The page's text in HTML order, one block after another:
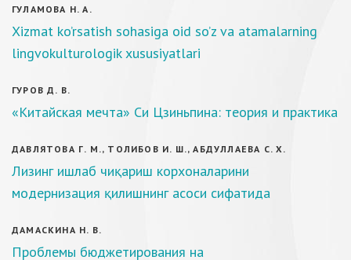
ГУЛАМОВА Н. А.
Xizmat ko’rsatish sohasiga oid so’z va atamalarning
lingvokulturologik xususiyatlari
ГУРОВ Д. В.
«Китайская мечта» Си Цзиньпина: теория и практика
ДАВЛЯТОВА Г. М., ТОЛИБОВ И. Ш., АБДУЛЛАЕВА С. Х.
Лизинг ишлаб чиқариш корхоналарини
модернизация қилишнинг асоси сифатида
ДАМАСКИНА Н. В.
Проблемы бюджетирования на